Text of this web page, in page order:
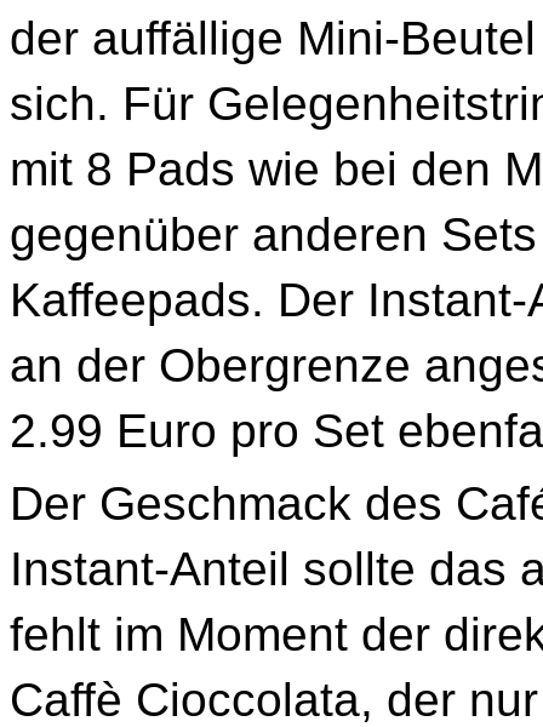
der auffällige Mini-
sich. Für
mit 8 Pads wie bei den
gegenüber anderen
Kaffeepads. Der
an der Obergrenze
2.99 Euro pro Set
Der Geschmack des
Instant-Anteil sollte das
fehlt im Moment der
Caffè Cioccolata, der